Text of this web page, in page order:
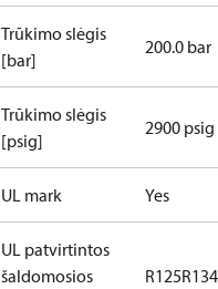
Trūkimo slėgis
[bar]
200.0 bar
Trūkimo slėgis
[psig]
2900 psig
UL mark Yes
UL patvirtintos
šaldomosios
R125